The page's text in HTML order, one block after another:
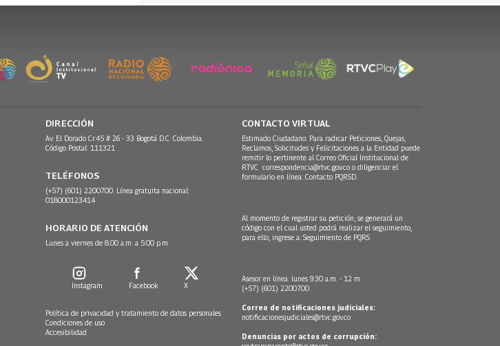
DIRECCIÓN
Av. El Dorado Cr.45 # 26 - 33 Bogotá D.C. Colombia.
Código Postal: 111321
TELÉFONOS
(+57) (601) 2200700. Línea gratuita nacional:
018000123414
HORARIO DE ATENCIÓN
Lunes a viernes de 8:00 a.m. a 5:00 p.m.
Instagram Facebook X
Política de privacidad y tratamiento de datos personales
Condiciones de uso
Accesibilidad
CONTACTO VIRTUAL
Estimado Ciudadano: Para radicar Peticiones, Quejas,
Reclamos, Solicitudes y Felicitaciones a la Entidad puede
remitir lo pertinente al Correo Oficial Institucional de
RTVC correspondencia@rtvc.gov.co o diligenciar el
formulario en línea: Contacto PQRSD.
Al momento de registrar su petición, se generará un
código con el cual usted podrá realizar el seguimiento,
para ello, ingrese a: Seguimiento de PQRS
Asesor en línea: lunes 9:30 a.m. - 12 m
(+57) (601) 2200700
Correo de notificaciones judiciales:
notificacionesjudiciales@rtvc.gov.co
Denuncias por actos de corrupción: